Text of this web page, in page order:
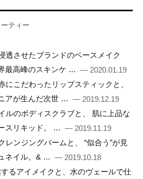
ーティー
透させたブランドのベースメイク
最高峰のスキンケ … — 2020.01.19
にこだわったリップスティックと、
アが生んだ次世 … — 2019.12.19
ルのボディスクラブと、 肌に上品な
スリキッド。 … — 2019.11.19
レンジングバームと、 “似合う”が見
ネイル。& … — 2019.10.18
るアイメイクと、水のヴェールで仕